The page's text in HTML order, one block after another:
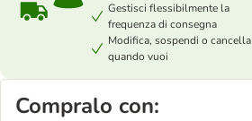
Gestisci flessibilmente la
frequenza di consegna
Modifica, sospendi o cancella
quando vuoi
Compralo con: